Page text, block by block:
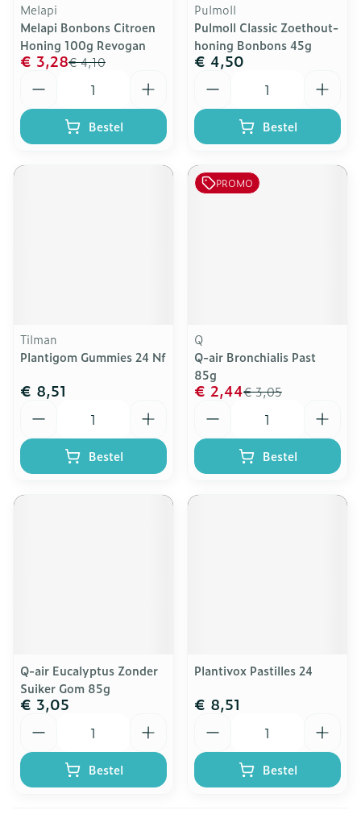
Melapi
Melapi Bonbons Citroen
Honing 100g Revogan
€ 4,10
€ 3,28
Bestel
Pulmoll
Pulmoll Classic Zoethout-
honing Bonbons 45g
€ 4,50
Bestel
Tilman
Plantigom Gummies 24 Nf
€ 8,51
Bestel
PROMO
Q
Q-air Bronchialis Past
85g
€ 3,05
€ 2,44
Bestel
Q-air Eucalyptus Zonder
Suiker Gom 85g
€ 3,05
Bestel
Plantivox Pastilles 24
€ 8,51
Bestel